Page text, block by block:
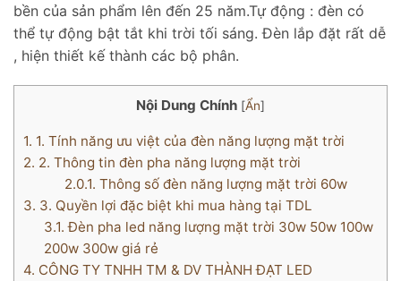
bền của sản phẩm lên đến 25 năm.Tự động : đèn có
thể tự động bật tắt khi trời tối sáng. Đèn lắp đặt rất dễ
, hiện thiết kế thành các bộ phân.
Nội Dung Chính [Ẩn]
1. 1. Tính năng ưu việt của đèn năng lượng mặt trời
2. 2. Thông tin đèn pha năng lượng mặt trời
2.0.1. Thông số đèn năng lượng mặt trời 60w
3. 3. Quyền lợi đặc biệt khi mua hàng tại TDL
3.1. Đèn pha led năng lượng mặt trời 30w 50w 100w
200w 300w giá rẻ
4. CÔNG TY TNHH TM & DV THÀNH ĐẠT LED